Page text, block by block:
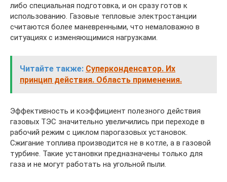
либо специальная подготовка, и он сразу готов к
использованию. Газовые тепловые электростанции
считаются более маневренными, что немаловажно в
ситуациях с изменяющимися нагрузками.
Читайте также: Суперконденсатор. Их
принцип действия. Область применения.
Эффективность и коэффициент полезного действия
газовых ТЭС значительно увеличились при переходе в
рабочий режим с циклом парогазовых установок.
Сжигание топлива производится не в котле, а в газовой
турбине. Такие установки предназначены только для
газа и не могут работать на угольной пыли.